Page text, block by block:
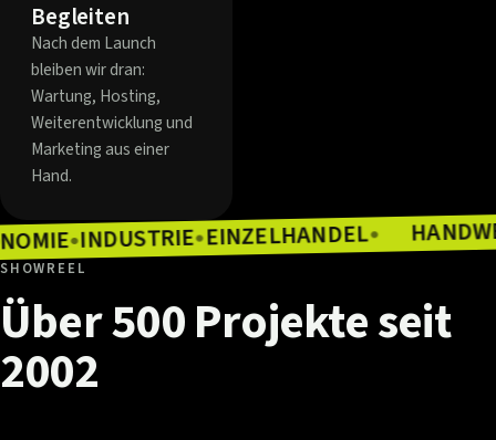
Begleiten
Nach dem Launch
bleiben wir dran:
Wartung, Hosting,
Weiterentwicklung und
Marketing aus einer
Hand.
GASTRONOMIE●INDUSTRIE●EINZELHANDEL●
SHOWREEL
Über500Projekteseit
2002